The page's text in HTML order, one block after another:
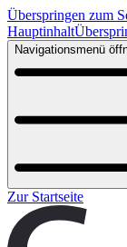
Überspringen zum
Hauptinhalt
Navigationsmenü
Zur Startseite